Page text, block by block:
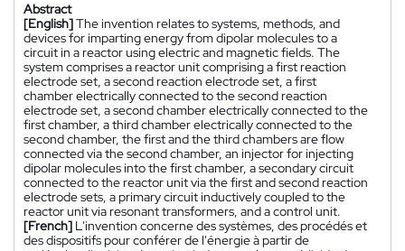
Abstract
[English]The invention relates to systems, methods, and
devices for imparting energy from dipolar molecules to a
circuit in a reactor using electric and magnetic fields. The
system comprises a reactor unit comprising a first reaction
electrode set, a second reaction electrode set, a first
chamber electrically connected to the second reaction
electrode set, a second chamber electrically connected to the
first chamber, a third chamber electrically connected to the
second chamber, the first and the third chambers are flow
connected via the second chamber, an injector for injecting
dipolar molecules into the first chamber, a secondary circuit
connected to the reactor unit via the first and second reaction
electrode sets, a primary circuit inductively coupled to the
reactor unit via resonant transformers, and a control unit.
[French] L'invention concerne des systèmes, des procédés et
des dispositifs pour conférer de l'énergie à partir de